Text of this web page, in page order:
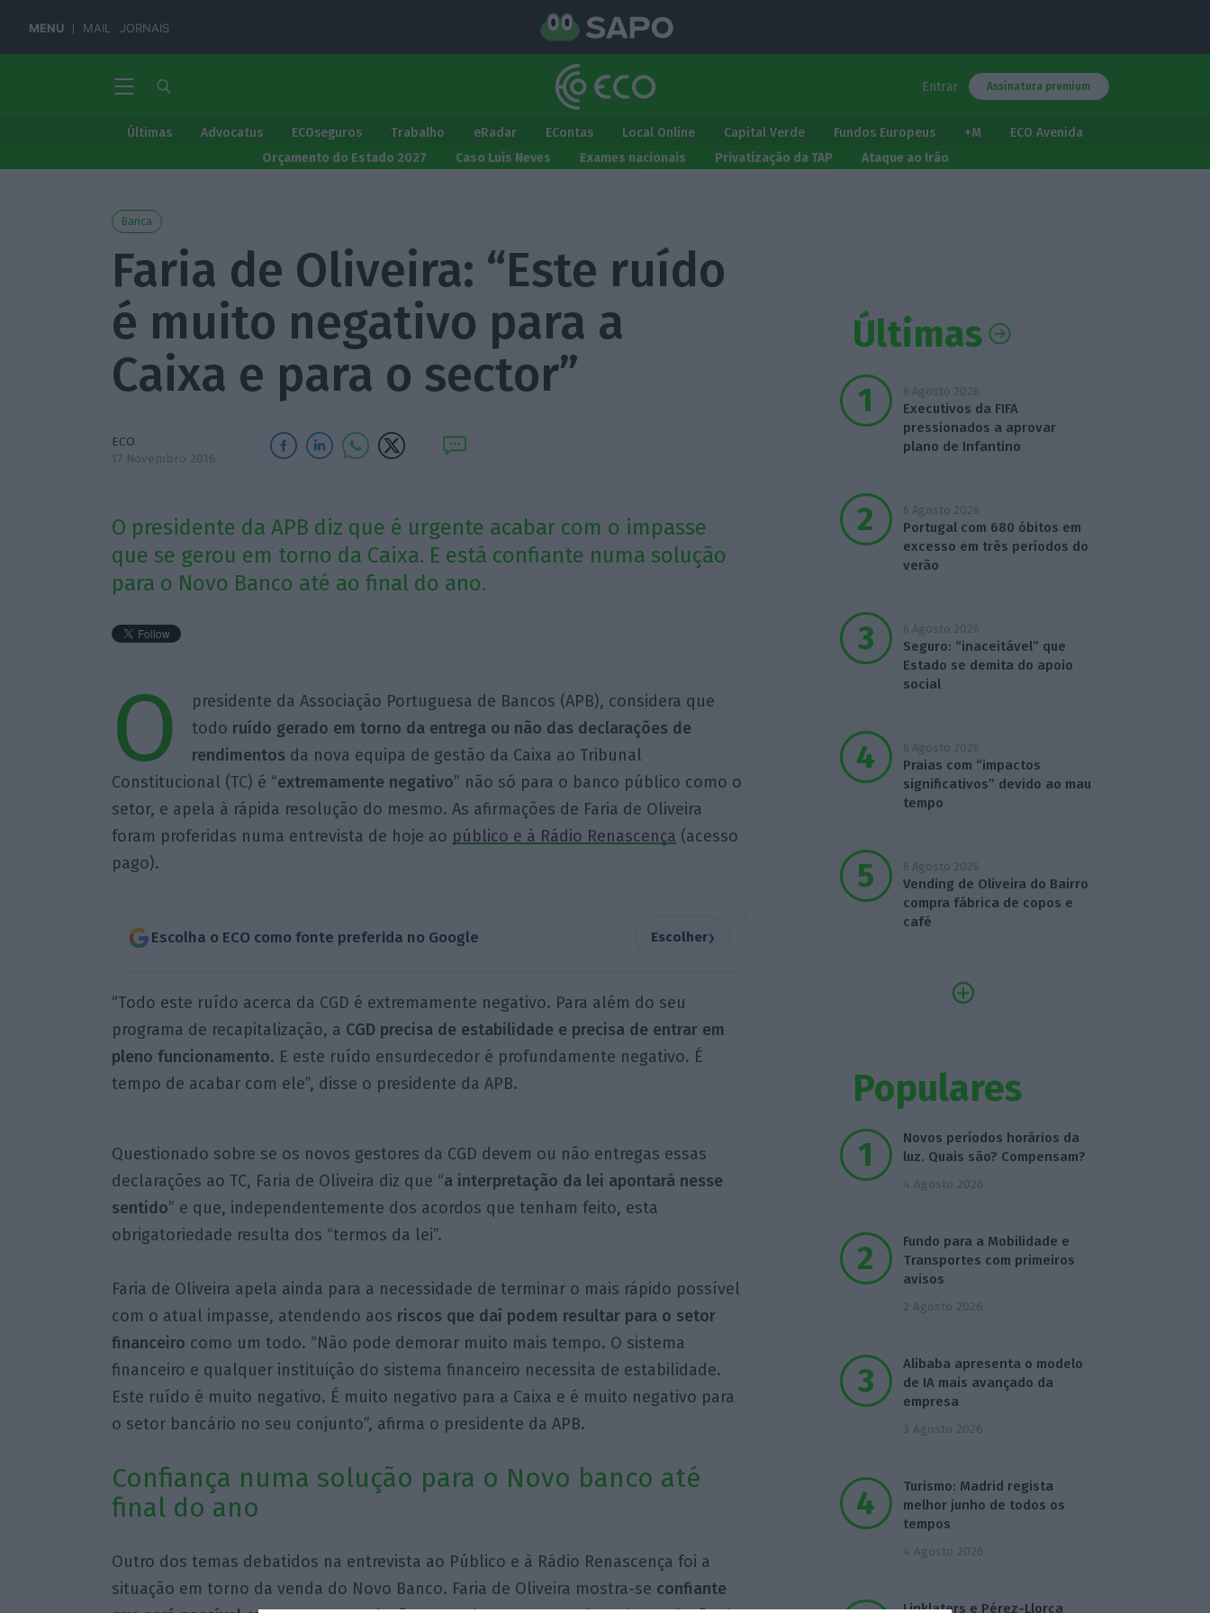
MENU MAIL JORNAIS
Entrar Assinatura premium
Últimas Advocatus ECOseguros Trabalho eRadar EContas Local Online Capital Verde Fundos Europeus +M
ECO Avenida
Orçamento do Estado 2027
Caso Luís Neves Exames nacionais Privatização da TAP Ataque ao Irão
Banca
Faria de Oliveira: “Este ruído
é muito negativo para a
Caixa e para o sector”
ECO
17 Novembro 2016
O presidente da APB diz que é urgente acabar com o impasse
que se gerou em torno da Caixa. E está confiante numa solução
para o Novo Banco até ao final do ano.
O
presidente da Associação Portuguesa de Bancos (APB), considera que
todo ruído gerado em torno da entrega ou não das declarações de
rendimentos da nova equipa de gestão da Caixa ao Tribunal
Constitucional (TC) é “extremamente negativo” não só para o banco público como o
setor, e apela à rápida resolução do mesmo. As afirmações de Faria de Oliveira
foram proferidas numa entrevista de hoje ao público e à Rádio Renascença (acesso
pago).
Escolha o ECO como fonte preferida no Google Escolher›
“Todo este ruído acerca da CGD é extremamente negativo. Para além do seu
programa de recapitalização, a CGD precisa de estabilidade e precisa de entrar em
pleno funcionamento. E este ruído ensurdecedor é profundamente negativo. É
tempo de acabar com ele”, disse o presidente da APB.
Questionado sobre se os novos gestores da CGD devem ou não entregas essas
declarações ao TC, Faria de Oliveira diz que “a interpretação da lei apontará nesse
sentido” e que, independentemente dos acordos que tenham feito, esta
obrigatoriedade resulta dos “termos da lei”.
Faria de Oliveira apela ainda para a necessidade de terminar o mais rápido possível
com o atual impasse, atendendo aos riscos que daí podem resultar para o setor
financeiro como um todo. “Não pode demorar muito mais tempo. O sistema
financeiro e qualquer instituição do sistema financeiro necessita de estabilidade.
Este ruído é muito negativo. É muito negativo para a Caixa e é muito negativo para
o setor bancário no seu conjunto”, afirma o presidente da APB.
Confiança numa solução para o Novo banco até
final do ano
Outro dos temas debatidos na entrevista ao Público e à Rádio Renascença foi a
situação em torno da venda do Novo Banco. Faria de Oliveira mostra-se confiante
Últimas
6 Agosto 2026
Executivos da FIFA
pressionados a aprovar
plano de Infantino
6 Agosto 2026
Portugal com 680 óbitos em
excesso em três períodos do
verão
6 Agosto 2026
Seguro: “inaceitável” que
Estado se demita do apoio
social
6 Agosto 2026
Praias com “impactos
significativos” devido ao mau
tempo
6 Agosto 2026
Vending de Oliveira do Bairro
compra fábrica de copos e
café
Populares
Novos períodos horários da
luz. Quais são? Compensam?
4 Agosto 2026
Fundo para a Mobilidade e
Transportes com primeiros
avisos
2 Agosto 2026
Alibaba apresenta o modelo
de IA mais avançado da
empresa
3 Agosto 2026
Turismo: Madrid regista
melhor junho de todos os
tempos
4 Agosto 2026
Linklaters e Pérez-Llorca